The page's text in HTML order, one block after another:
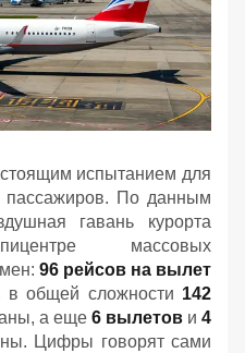
испытанием для
пассажиров. По данным
гавань курорта
массовых
96 рейсов на вылет
в общей сложности 142
а еще 6 вылетов и 4
Цифры говорят сами